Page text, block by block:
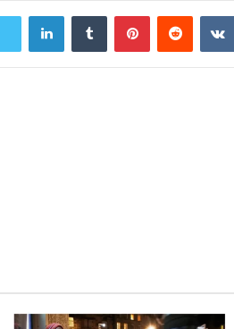
LinkedInTumblr PinterestReddit